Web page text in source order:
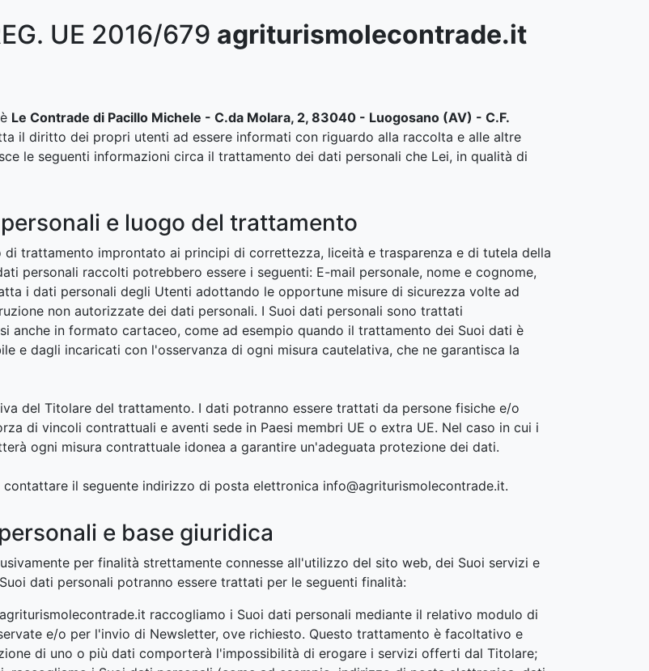
UE 2016/679 agriturismolecontrade.it
Le Contrade di Pacillo Michele - C.da Molara, 2, 83040 - Luogosano (AV) - C.F.
il diritto dei propri utenti ad essere informati con riguardo alla raccolta e alle altre
le seguenti informazioni circa il trattamento dei dati personali che Lei, in qualità di
e luogo del trattamento
trattamento improntato ai principi di correttezza, liceità e trasparenza e di tutela della
personali raccolti potrebbero essere i seguenti: E-mail personale, nome e cognome,
i dati personali degli Utenti adottando le opportune misure di sicurezza volte ad
non autorizzate dei dati personali. I Suoi dati personali sono trattati
anche in formato cartaceo, come ad esempio quando il trattamento dei Suoi dati è
e dagli incaricati con l'osservanza di ogni misura cautelativa, che ne garantisca la
del Titolare del trattamento. I dati potranno essere trattati da persone fisiche e/o
di vincoli contrattuali e aventi sede in Paesi membri UE o extra UE. Nel caso in cui i
ogni misura contrattuale idonea a garantire un'adeguata protezione dei dati.
il seguente indirizzo di posta elettronica info@agriturismolecontrade.it.
e base giuridica
per finalità strettamente connesse all'utilizzo del sito web, dei Suoi servizi e
dati personali potranno essere trattati per le seguenti finalità:
raccogliamo i Suoi dati personali mediante il relativo modulo di
e/o per l'invio di Newsletter, ove richiesto. Questo trattamento è facoltativo e
di uno o più dati comporterà l'impossibilità di erogare i servizi offerti dal Titolare;